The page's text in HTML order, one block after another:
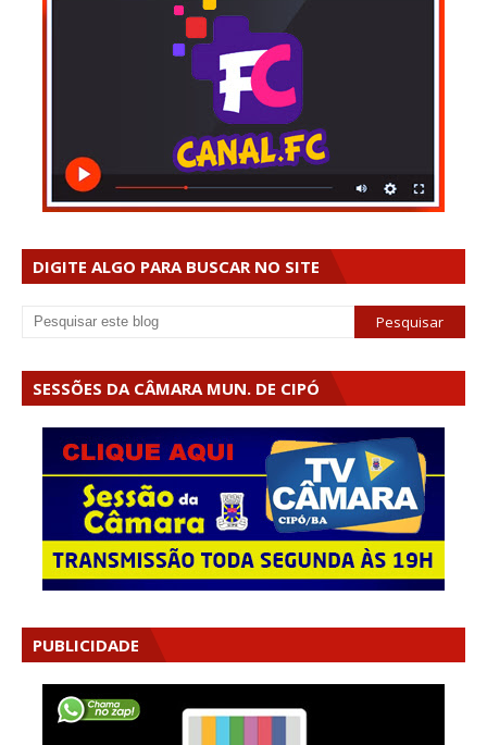
DIGITE ALGO PARA BUSCAR NO SITE
SESSÕES DA CÂMARA MUN. DE CIPÓ
PUBLICIDADE